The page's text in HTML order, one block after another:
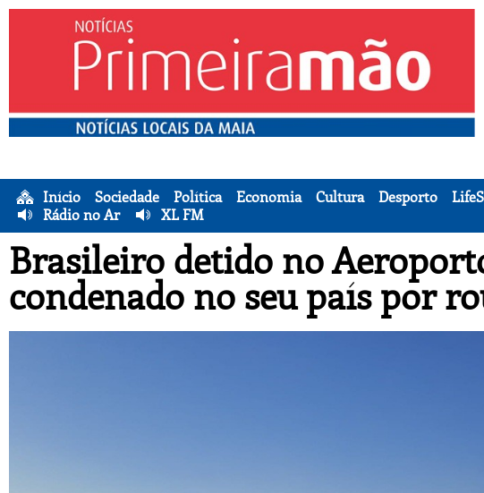
Início Sociedade Política Economia Cultura Desporto
Rádio no Ar
XL FM
Brasileiro detido no
condenado no seu país por